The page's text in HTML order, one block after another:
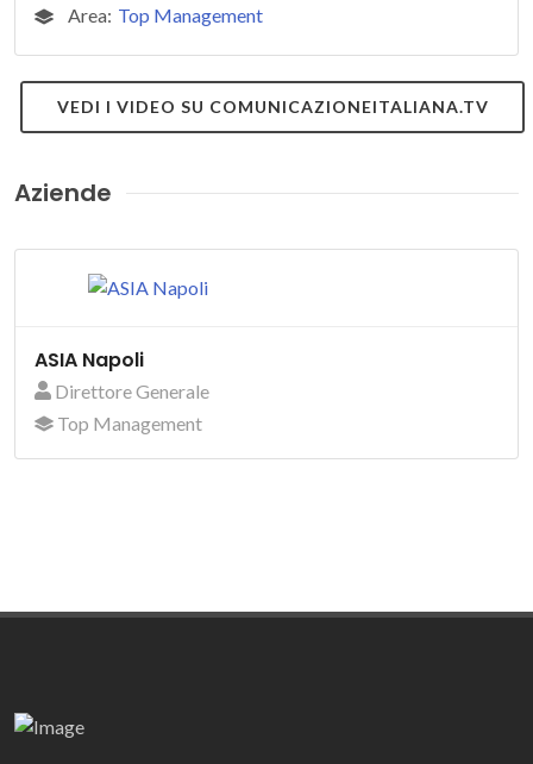
Area: Top Management
VEDI I VIDEO SU COMUNICAZIONEITALIANA.TV
Aziende
ASIA Napoli
Direttore Generale
Top Management